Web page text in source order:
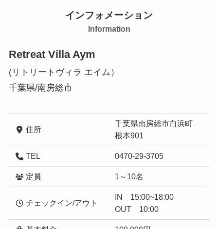
インフォメーション
Information
Retreat Villa Aym
(リトリートヴィラ エイム）
千葉県/南房総市
住所
千葉県南房総市白浜町
根本901
TEL 0470-29-3705
定員 1～10名
チェックイン/アウト
IN 15:00~18:00
OUT 10:00